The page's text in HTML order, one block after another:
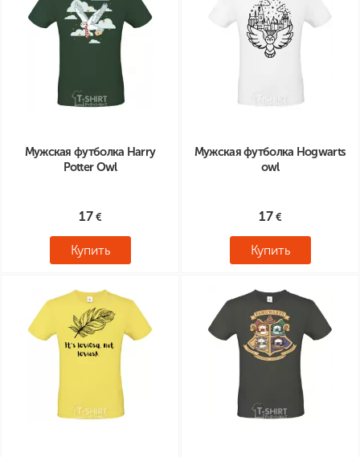
Мужская футболка Harry
Potter Owl
17
Купить
Мужская футболка Hogwarts
owl
17
Купить